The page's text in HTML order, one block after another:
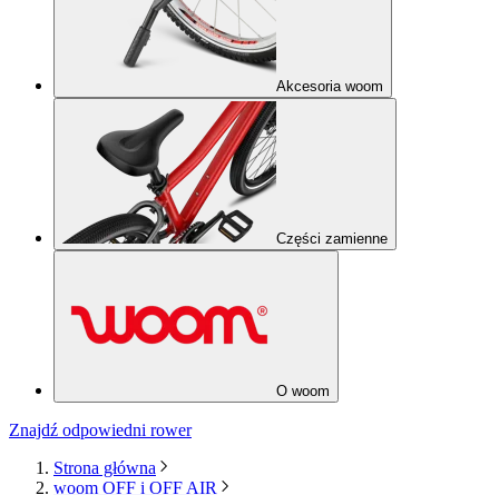
Akcesoria woom
Części zamienne
O woom
Znajdź odpowiedni rower
Strona główna
woom OFF i OFF AIR